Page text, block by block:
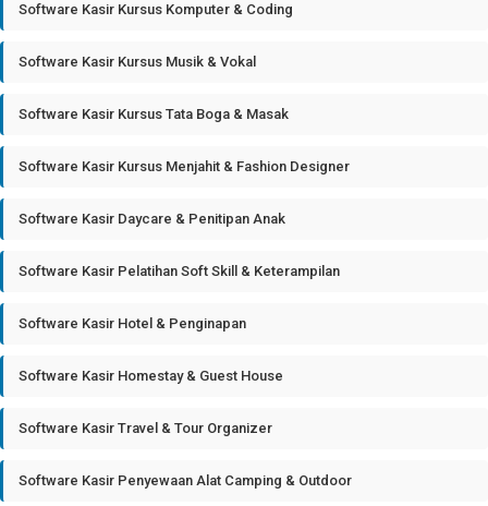
Software Kasir Kursus Komputer & Coding
Software Kasir Kursus Musik & Vokal
Software Kasir Kursus Tata Boga & Masak
Software Kasir Kursus Menjahit & Fashion Designer
Software Kasir Daycare & Penitipan Anak
Software Kasir Pelatihan Soft Skill & Keterampilan
Software Kasir Hotel & Penginapan
Software Kasir Homestay & Guest House
Software Kasir Travel & Tour Organizer
Software Kasir Penyewaan Alat Camping & Outdoor